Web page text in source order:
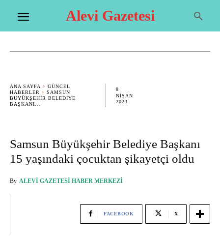
Alevi Gazetesi
ANA SAYFA
GÜNCEL
HABERLER
SAMSUN
BÜYÜKŞEHIR BELEDIYE
BAŞKANI...
8
NISAN
2023
Samsun Büyükşehir Belediye Başkanı
15 yaşındaki çocuktan şikayetçi oldu
By ALEVI GAZETESI HABER MERKEZI
FACEBOOK X